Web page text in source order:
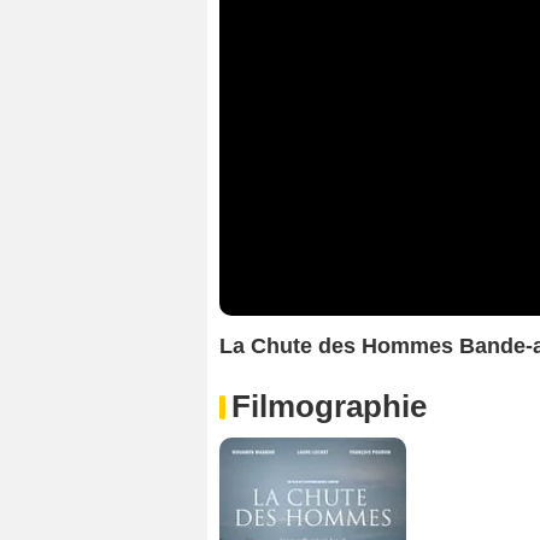
La Chute des Hommes Bande-
Filmographie